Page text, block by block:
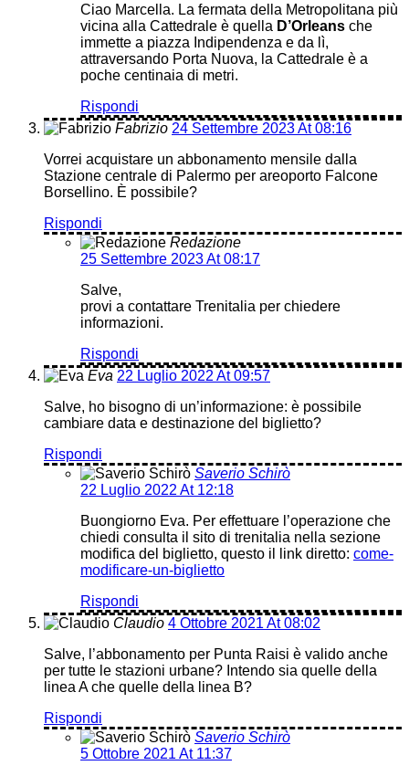
Ciao Marcella. La fermata della Metropolitana più
vicina alla Cattedrale è quella D’Orleans che
immette a piazza Indipendenza e da lì,
attraversando Porta Nuova, la Cattedrale è a
poche centinaia di metri.
Rispondi
Fabrizio 24 Settembre 2023 At 08:16
Vorrei acquistare un abbonamento mensile dalla
Stazione centrale di Palermo per areoporto Falcone
Borsellino. È possibile?
Rispondi
Redazione
25 Settembre 2023 At 08:17
Salve,
provi a contattare Trenitalia per chiedere
informazioni.
Rispondi
Eva 22 Luglio 2022 At 09:57
Salve, ho bisogno di un’informazione: è possibile
cambiare data e destinazione del biglietto?
Rispondi
Saverio Schirò
22 Luglio 2022 At 12:18
Buongiorno Eva. Per effettuare l’operazione che
chiedi consulta il sito di trenitalia nella sezione
modifica del biglietto, questo il link diretto: come-
modificare-un-biglietto
Rispondi
Claudio 4 Ottobre 2021 At 08:02
Salve, l’abbonamento per Punta Raisi è valido anche
per tutte le stazioni urbane? Intendo sia quelle della
linea A che quelle della linea B?
Rispondi
Saverio Schirò
5 Ottobre 2021 At 11:37